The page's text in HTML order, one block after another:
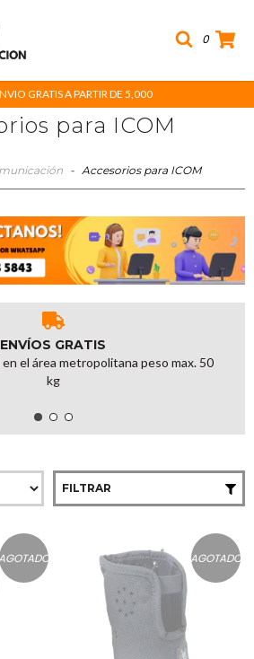
0
GRATIS A PARTIR DE 5,000
para ICOM
- Accesorios para ICOM
ENVÍOS GRATIS
el área metropolitana peso max. 50
kg
FILTRAR
AGOTADO AGOTADO